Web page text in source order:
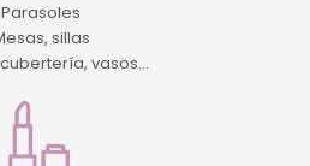
Parasoles
sillas
vasos...